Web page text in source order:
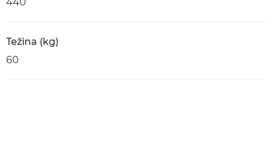
Težina (kg)
60